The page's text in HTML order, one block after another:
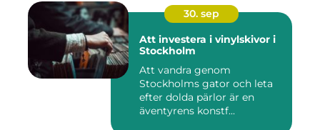
30. sep
Att investera i vinylskivor i
Stockholm
Att vandra genom
Stockholms gator och leta
efter dolda pärlor är en
äventyrens konstf...